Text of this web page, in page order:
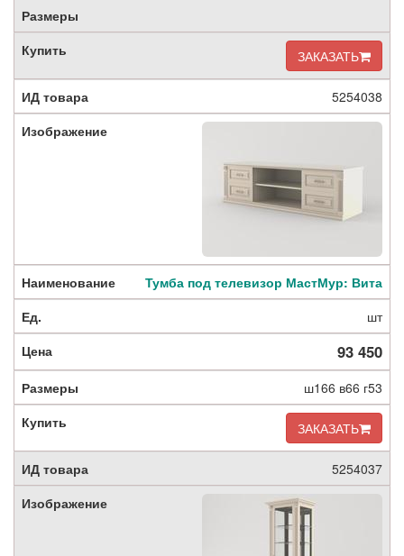
ЗАКАЗАТЬ
5254038
Тумба под телевизор МастМур: Вита
шт
93 450
ш166 в66 г53
ЗАКАЗАТЬ
5254037